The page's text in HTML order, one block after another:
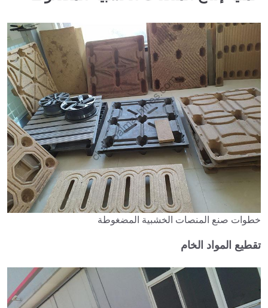
خطوات صنع المنصات الخشبية المضغوطة
تقطيع المواد الخام